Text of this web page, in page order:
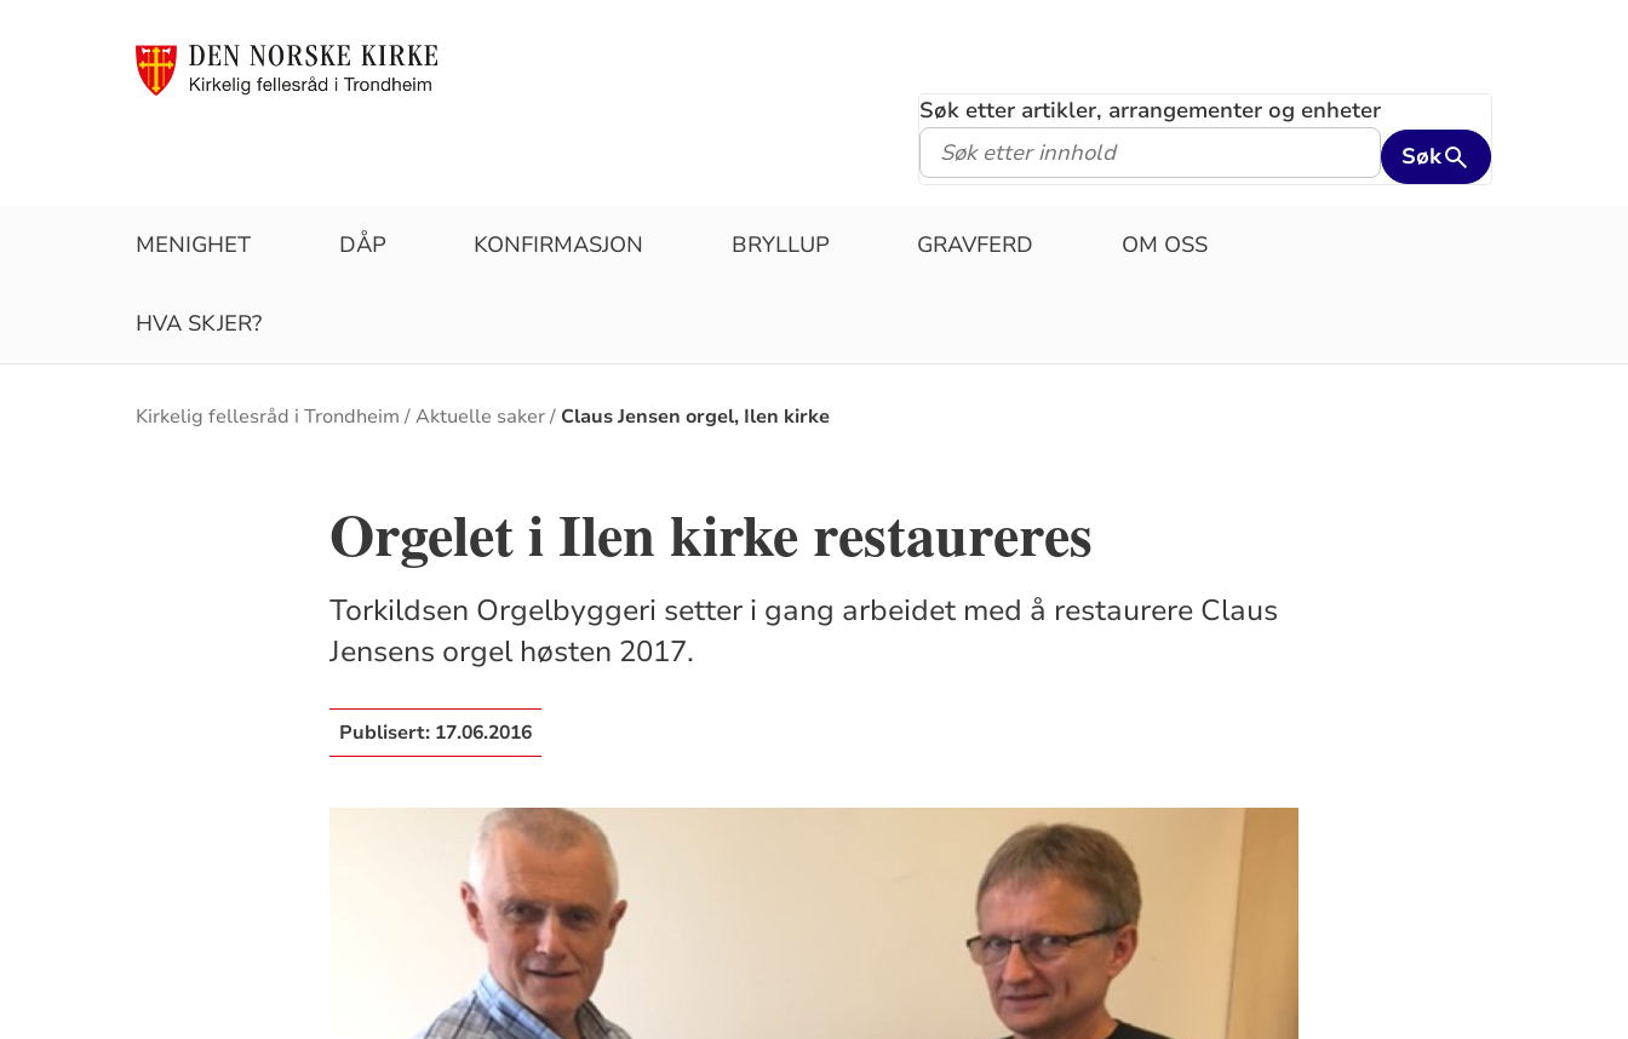
Søk etter artikler, arrangementer og enheter
Søk
MENIGHET DÅP KONFIRMASJON BRYLLUP GRAVFERD OM OSS
HVA SKJER?
Brødsmulesti
Kirkelig fellesråd i Trondheim Aktuelle saker Claus Jensen orgel, Ilen kirke
Orgelet i Ilen kirke restaureres
Torkildsen Orgelbyggeri setter i gang arbeidet med å restaurere Claus
Jensens orgel høsten 2017.
Publisert: 17.06.2016